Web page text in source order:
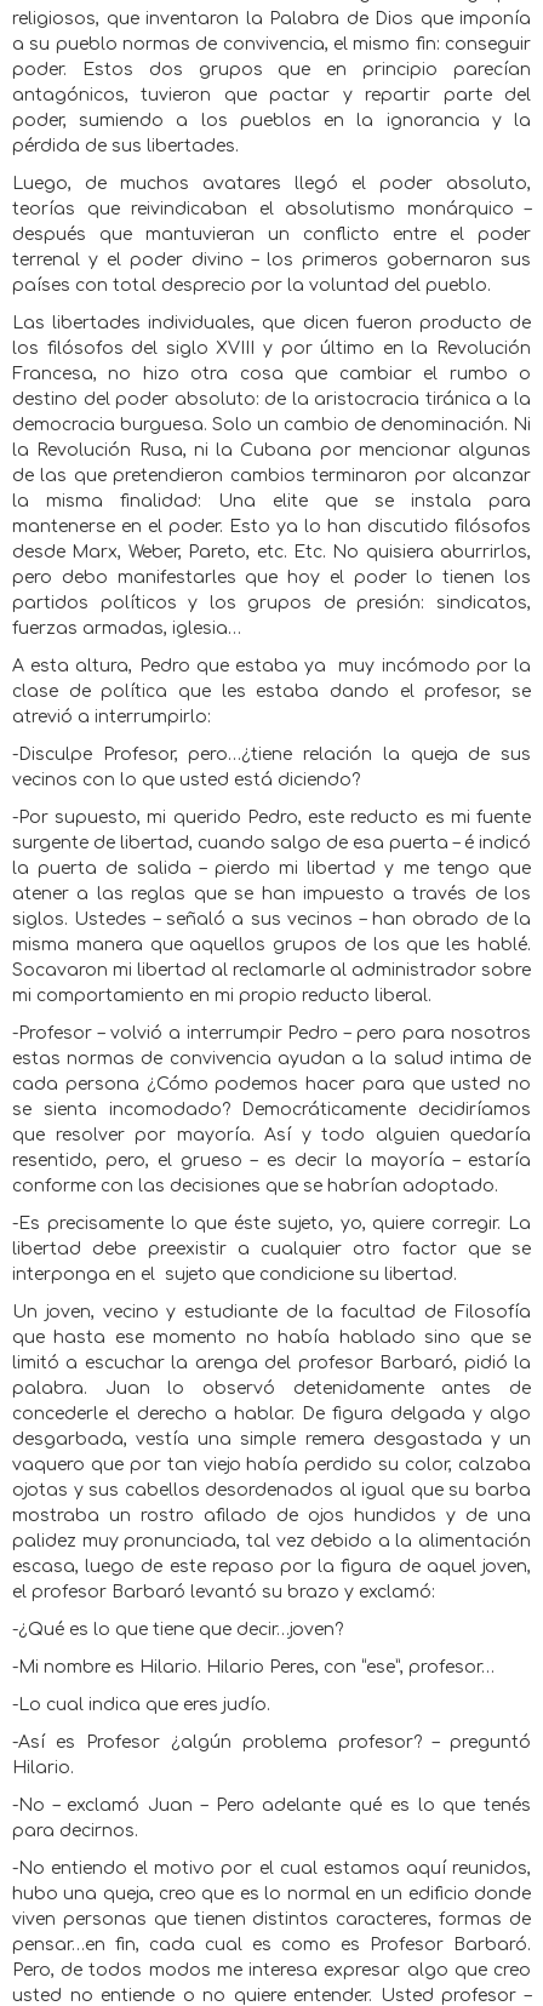
religiosos, que inventaron la Palabra de Dios que imponía
a su pueblo normas de convivencia, el mismo fin: conseguir
poder. Estos dos grupos que en principio parecían
antagónicos, tuvieron que pactar y repartir parte del
poder, sumiendo a los pueblos en la ignorancia y la
pérdida de sus libertades.
Luego, de muchos avatares llegó el poder absoluto,
teorías que reivindicaban el absolutismo monárquico –
después que mantuvieran un conflicto entre el poder
terrenal y el poder divino – los primeros gobernaron sus
países con total desprecio por la voluntad del pueblo.
Las libertades individuales, que dicen fueron producto de
los filósofos del siglo XVIII y por último en la Revolución
Francesa, no hizo otra cosa que cambiar el rumbo o
destino del poder absoluto: de la aristocracia tiránica a la
democracia burguesa. Solo un cambio de denominación. Ni
la Revolución Rusa, ni la Cubana por mencionar algunas
de las que pretendieron cambios terminaron por alcanzar
la misma finalidad: Una elite que se instala para
mantenerse en el poder. Esto ya lo han discutido filósofos
desde Marx, Weber, Pareto, etc. Etc. No quisiera aburrirlos,
pero debo manifestarles que hoy el poder lo tienen los
partidos políticos y los grupos de presión: sindicatos,
fuerzas armadas, iglesia…
A esta altura, Pedro que estaba ya
muy incómodo por la
clase de política que les estaba dando el profesor, se
atrevió a interrumpirlo:
-Disculpe Profesor, pero…¿tiene relación la queja de sus
vecinos con lo que usted está diciendo?
-Por supuesto, mi querido Pedro, este reducto es mi fuente
surgente de libertad, cuando salgo de esa puerta – é indicó
la puerta de salida – pierdo mi libertad y me tengo que
atener a las reglas que se han impuesto a través de los
siglos. Ustedes – señaló a sus vecinos – han obrado de la
misma manera que aquellos grupos de los que les hablé.
Socavaron mi libertad al reclamarle al administrador sobre
mi comportamiento en mi propio reducto liberal.
-Profesor – volvió a interrumpir Pedro – pero para nosotros
estas normas de convivencia ayudan a la salud intima de
cada persona ¿Cómo podemos hacer para que usted no
se sienta incomodado? Democráticamente decidiríamos
que resolver por mayoría. Así y todo alguien quedaría
resentido, pero, el grueso – es decir la mayoría – estaría
conforme con las decisiones que se habrían adoptado.
-Es precisamente lo que éste sujeto, yo, quiere corregir. La
libertad debe preexistir a cualquier otro factor que se
interponga en el
sujeto que condicione su libertad.
Un joven, vecino y estudiante de la facultad de Filosofía
que hasta ese momento no había hablado sino que se
limitó a escuchar la arenga del profesor Barbaró, pidió la
palabra. Juan lo observó detenidamente antes de
concederle el derecho a hablar. De figura delgada y algo
desgarbada, vestía una simple remera desgastada y un
vaquero que por tan viejo había perdido su color, calzaba
ojotas y sus cabellos desordenados al igual que su barba
mostraba un rostro afilado de ojos hundidos y de una
palidez muy pronunciada, tal vez debido a la alimentación
escasa, luego de este repaso por la figura de aquel joven,
el profesor Barbaró levantó su brazo y exclamó:
-¿Qué es lo que tiene que decir…joven?
-Mi nombre es Hilario. Hilario Peres, con “ese”, profesor…
-Lo cual indica que eres judío.
-Así es Profesor ¿algún problema profesor? – preguntó
Hilario.
-No – exclamó Juan – Pero adelante qué es lo que tenés
para decirnos.
-No entiendo el motivo por el cual estamos aquí reunidos,
hubo una queja, creo que es lo normal en un edificio donde
viven personas que tienen distintos caracteres, formas de
pensar…en fin, cada cual es como es Profesor Barbaró.
Pero, de todos modos me interesa expresar algo que creo
usted no entiende o no quiere entender. Usted profesor –